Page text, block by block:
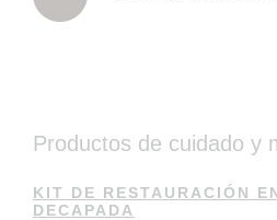
Productos de cuidado y
KIT DE RESTAURACIÓN
DECAPADA